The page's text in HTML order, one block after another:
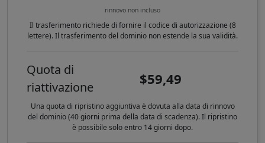
rinnovo non incluso
Il trasferimento richiede di fornire il codice di autorizzazione (8
lettere). Il trasferimento del dominio non estende la sua validità.
Quota di
riattivazione
$59,49
Una quota di ripristino aggiuntiva è dovuta alla data di rinnovo
del dominio (40 giorni prima della data di scadenza). Il ripristino
è possibile solo entro 14 giorni dopo.